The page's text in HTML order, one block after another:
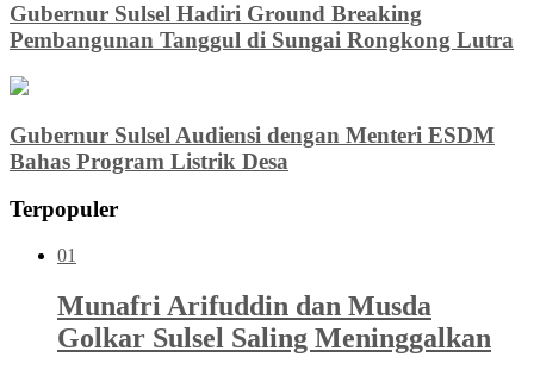
Gubernur Sulsel Hadiri Ground Breaking
Pembangunan Tanggul di Sungai Rongkong Lutra
Gubernur Sulsel Audiensi dengan Menteri ESDM
Bahas Program Listrik Desa
Terpopuler
01
Munafri Arifuddin dan Musda
Golkar Sulsel Saling Meninggalkan